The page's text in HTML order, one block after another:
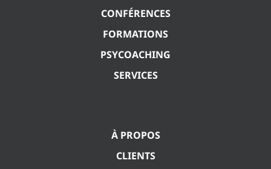
CONFÉRENCES
FORMATIONS
PSYCOACHING
SERVICES
À PROPOS
CLIENTS